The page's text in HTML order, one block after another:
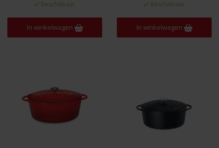
Beschikbaar
In winkelwagen
Beschikbaar
In winkelwagen